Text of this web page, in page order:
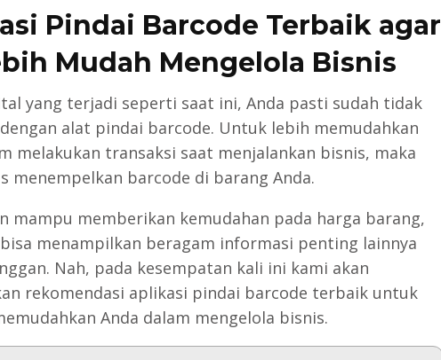
Pindai Barcode Terbaik agar
Mudah Mengelola Bisnis
yang terjadi seperti saat ini, Anda pasti sudah tidak
alat pindai barcode. Untuk lebih memudahkan
melakukan transaksi saat menjalankan bisnis, maka
menempelkan barcode di barang Anda.
mampu memberikan kemudahan pada harga barang,
menampilkan beragam informasi penting lainnya
Nah, pada kesempatan kali ini kami akan
rekomendasi aplikasi pindai barcode terbaik untuk
Anda dalam mengelola bisnis.